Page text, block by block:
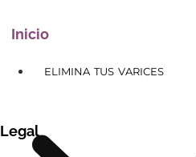
Inicio
ELIMINA TUS VARICES
Legal